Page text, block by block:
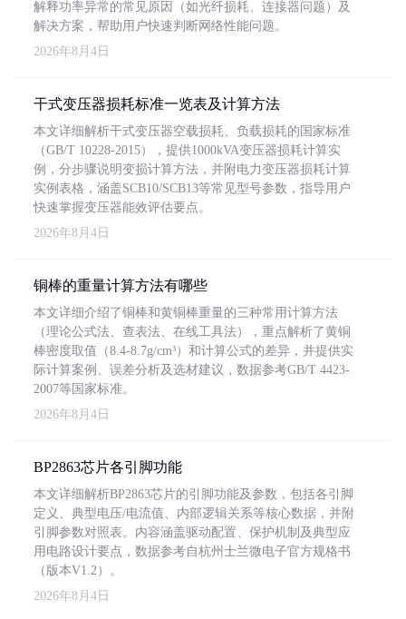
解释功率异常的常见原因（如光纤损耗、连接器问题）及
解决方案，帮助用户快速判断网络性能问题。
2026年8月4日
干式变压器损耗标准一览表及计算方法
本文详细解析干式变压器空载损耗、负载损耗的国家标准
（GB/T 10228-2015），提供1000kVA变压器损耗计算实
例，分步骤说明变损计算方法，并附电力变压器损耗计算
实例表格，涵盖SCB10/SCB13等常见型号参数，指导用户
快速掌握变压器能效评估要点。
2026年8月4日
铜棒的重量计算方法有哪些
本文详细介绍了铜棒和黄铜棒重量的三种常用计算方法
（理论公式法、查表法、在线工具法），重点解析了黄铜
棒密度取值（8.4-8.7g/cm³）和计算公式的差异，并提供实
际计算案例、误差分析及选材建议，数据参考GB/T 4423-
2007等国家标准。
2026年8月4日
BP2863芯片各引脚功能
本文详细解析BP2863芯片的引脚功能及参数，包括各引脚
定义、典型电压/电流值、内部逻辑关系等核心数据，并附
引脚参数对照表。内容涵盖驱动配置、保护机制及典型应
用电路设计要点，数据参考自杭州士兰微电子官方规格书
（版本V1.2）。
2026年8月4日